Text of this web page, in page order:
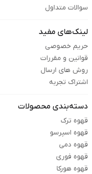
سوالات متداول
لینک‌های مفید
حریم خصوصی
قوانین و مقررات
روش های ارسال
اشتراک تجربه
دسته‌بندی محصولات
قهوه ترک
قهوه اسپرسو
قهوه دمی
قهوه فوری
قهوه هورکا